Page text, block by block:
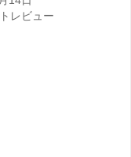
レビュー